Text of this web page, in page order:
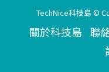
TechNice科技島 ©
關於科技島 聯